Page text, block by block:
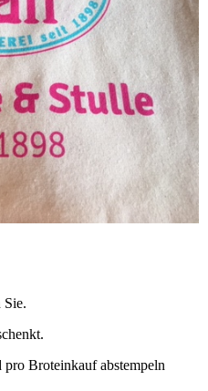
Sie.
Broteinkauf abstempeln